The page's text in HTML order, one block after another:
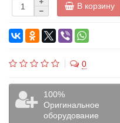
В корзину
0
100%
Оригинальное
оборудование